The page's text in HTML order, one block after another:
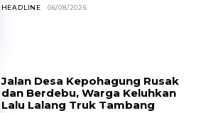
HEADLINE 06/08/2026
Jalan Desa Kepohagung Rusak
dan Berdebu, Warga Keluhkan
Lalu Lalang Truk Tambang